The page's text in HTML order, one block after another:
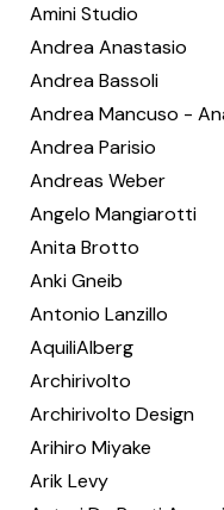
Amini Studio
Andrea Anastasio
Andrea Bassoli
Andrea Mancuso -
Andrea Parisio
Andreas Weber
Angelo Mangiarotti
Anita Brotto
Anki Gneib
Antonio Lanzillo
AquiliAlberg
Archirivolto
Archirivolto Design
Arihiro Miyake
Arik Levy